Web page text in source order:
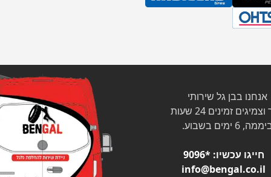
אנחנו בבן גל שירותי
זמינים 24 שעות
6 ימים בשבוע.
חייגו עכשיו:*9096
info@bengal.co.il